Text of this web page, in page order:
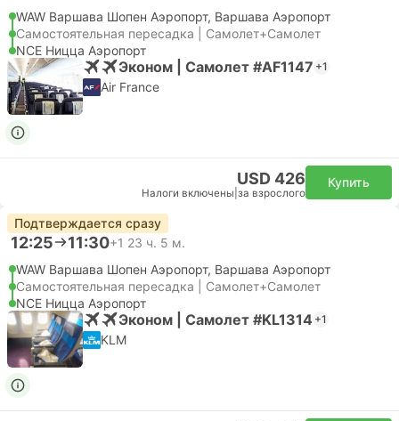
WAW Варшава Шопен Аэропорт, Варшава Аэропорт
Самостоятельная пересадка | Самолет+Самолет
NCE Ницца Аэропорт
Эконом | Самолет #AF1147 +1
Air France
USD 426
Налоги включены за взрослого
Купить
Подтверждается сразу
12:25 11:30+1 23 ч. 5 м.
WAW Варшава Шопен Аэропорт, Варшава Аэропорт
Самостоятельная пересадка | Самолет+Самолет
NCE Ницца Аэропорт
Эконом | Самолет #KL1314 +1
KLM